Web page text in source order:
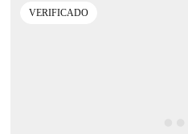
VERIFICADO